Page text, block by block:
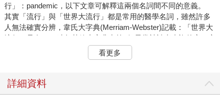
行」：pandemic，以下文章可解釋這兩個名詞間不同的意義。
其實「流行」與「世界大流行」都是常用的醫學名詞，雖然許多
人無法確實分辨，韋氏大字典(Merriam-Webster)記載：「世界大
流行」是在2005時年其線上字典中第7個最常被讀者查詢的字，定
義為：「疾病在廣大的地理區域發生並影響異常高比例人數的狀
態」，此定義幾乎與字典對於「流行」的定義相同，而且在應用
流感世界大流行不同，科學家及全世界衛生官員對後者更感到恐
看更多
詳細資料